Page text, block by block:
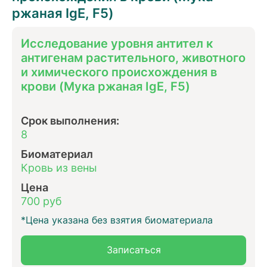
ржаная IgE, F5)
Исследование уровня антител к
антигенам растительного, животного
и химического происхождения в
крови (Мука ржаная IgE, F5)
Срок выполнения:
8
Биоматериал
Кровь из вены
Цена
700 руб
*Цена указана без взятия биоматериала
Записаться